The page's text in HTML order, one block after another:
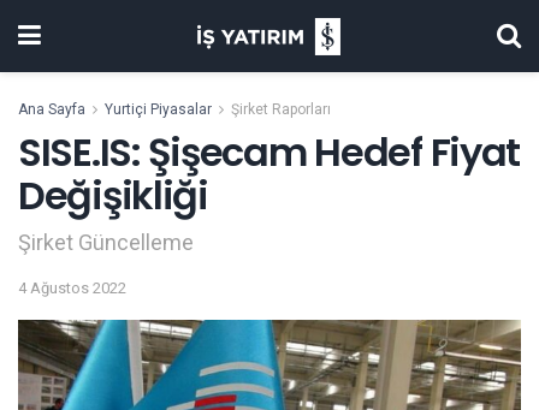
Ana Sayfa Yurtiçi Piyasalar Şirket Raporları
SISE.IS: Şişecam Hedef Fiyat
Değişikliği
Şirket Güncelleme
4 Ağustos 2022